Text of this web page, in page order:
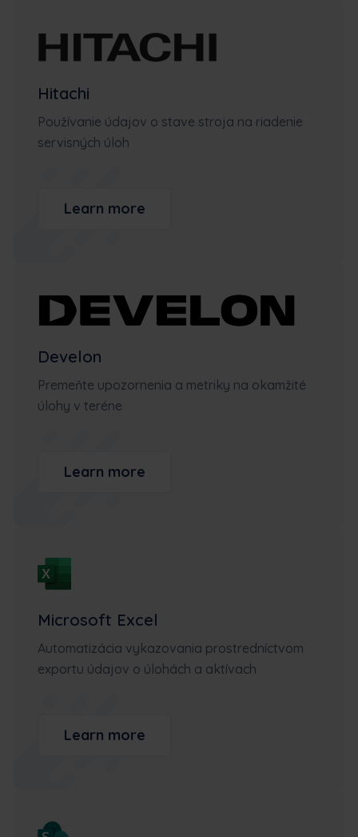
Hitachi
Používanie údajov o stave stroja na riadenie
servisných úloh
Learn more
Develon
Premeňte upozornenia a metriky na okamžité
úlohy v teréne
Learn more
Microsoft Excel
Automatizácia vykazovania prostredníctvom
exportu údajov o úlohách a aktívach
Learn more